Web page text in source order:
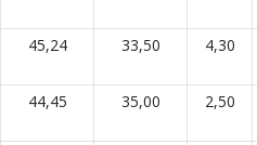
45,24 33,50 4,30
44,45 35,00 2,50